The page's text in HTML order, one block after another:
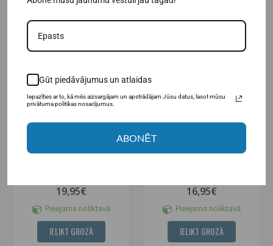
Amix Nutrition Peptide PepForm
19,95€
Pieejams noliktavā
IELIKT GROZĀ
16,95€
Pieejams noliktavā
IELIKT GROZĀ
Gūt piedāvājumus un atlaidas
Iepazīties ar to, kā mēs aizsargājam un apstrādājam Jūsu datus, lasot mūsu
privātuma politikas nosacījumus.
ABONĒT